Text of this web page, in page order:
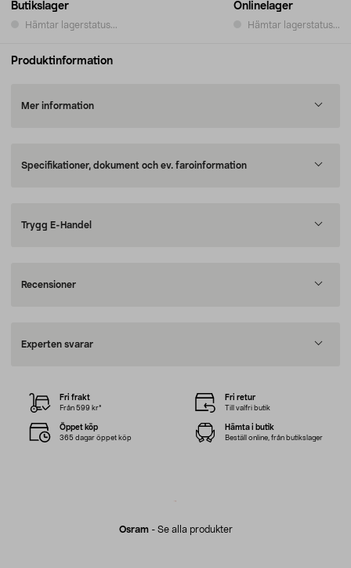
Butikslager
Hämtar lagerstatus...
Onlinelager
Hämtar lagerstatus...
Produktinformation
Mer information
Specifikationer, dokument och ev. faroinformation
Trygg E-Handel
Recensioner
Experten svarar
Osram- Se alla produkter
Fri frakt
Från 599 kr*
Fri retur
Till valfri butik
Öppet köp
365 dagar öppet köp
Hämta i butik
Beställ online, från butikslager